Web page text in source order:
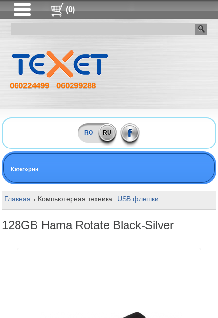
(0)
060224499 060299288
RO RU
Категории
Главная Компьютерная техника USB флешки
128GB Hama Rotate Black-Silver